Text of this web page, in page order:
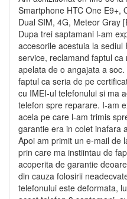
Smartphone HTC One E9+,
Dual SIM, 4G, Meteor Gray
Dupa trei saptamani l-am
accesorile acestuia la
service, reclamand faptul
apelata de o angajata a
faptul ca seria de pe
cu IMEI-ul telefonului si ma
telefon spre reparare. I-am
acela pe care l-am trimis
garantie era in colet inafara
Apoi am primit un e-mail de
prin care ma instiintau de
acoperita de garantie
din cauza folosirii
telefonului este deformata,